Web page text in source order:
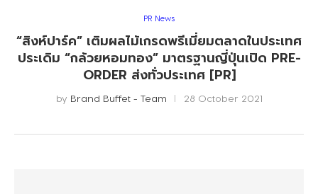
PR News
“สิงห์ปาร์ค” เติมผลไม้เกรดพรีเมี่ยมตลาดในประเทศ
ประเดิม “กล้วยหอมทอง” มาตรฐานญี่ปุ่นเปิด PRE-
ORDER ส่งทั่วประเทศ [PR]
by Brand Buffet - Team 28 October 2021